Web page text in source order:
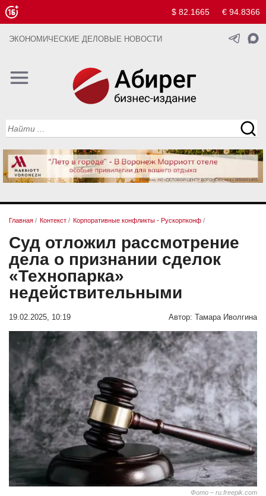
$ 82.1665 € 94.8366
ЭКОНОМИЧЕСКИЕ ДЕЛОВЫЕ НОВОСТИ
Главная / Контекст / Корпоративные конфликты - Рускорпконф /
Суд отложил рассмотрение
дела о признании сделок
«Технопарка»
недействительными
19.02.2025, 10:19 Автор: Тамара Иволгина
Фото – ru.freepik.com